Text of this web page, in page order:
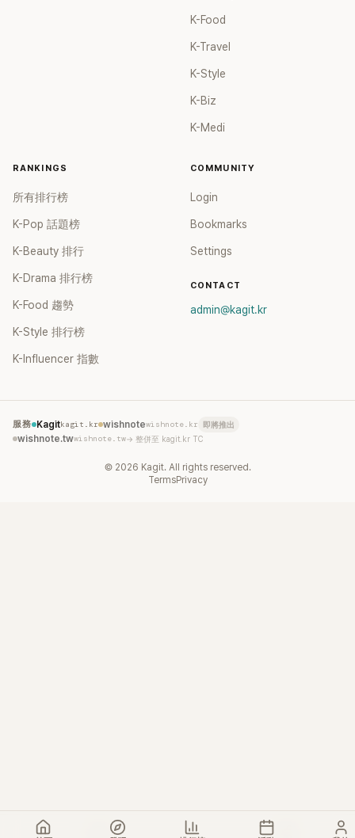
K-Food
K-Travel
K-Style
K-Biz
K-Medi
RANKINGS
所有排行榜
K-Pop 話題榜
K-Beauty 排行
K-Drama 排行榜
K-Food 趨勢
K-Style 排行榜
K-Influencer 指數
COMMUNITY
Login
Bookmarks
Settings
CONTACT
admin@kagit.kr
服務 Kagitkagit.kr wishnotewishnote.kr 即將推出
wishnote.twwishnote.tw→ 整併至 kagit.kr TC
© 2026 Kagit. All rights reserved.
TermsPrivacy